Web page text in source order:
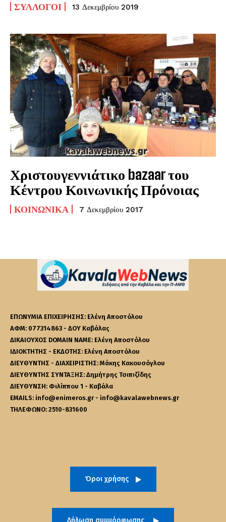
ΣΎΛΛΟΓΟΙ 13 Δεκεμβρίου 2019
Χριστουγεννιάτικο bazaar του
Κέντρου Κοινωνικής Πρόνοιας
ΚΟΙΝΩΝΙΚΆ 7 Δεκεμβρίου 2017
ΕΠΩΝΥΜΙΑ ΕΠΙΧΕΙΡΗΣΗΣ: Ελένη Αποστόλου
ΑΦΜ: 077314863 - ΔΟΥ Καβάλας
ΔΙΚΑΙΟΥΧΟΣ DOMAIN NAME: Ελένη Αποστόλου
ΙΔΙΟΚΤΗΤΗΣ - ΕΚΔΟΤΗΣ: Ελένη Αποστόλου
ΔΙΕΥΘΥΝΤΗΣ - ΔΙΑΧΕΙΡΙΣΤΗΣ: Μάκης Κακουσόγλου
ΔΙΕΥΘΥΝΤΗΣ ΣΥΝΤΑΞΗΣ: Δημήτρης Τσιπιζίδης
ΔΙΕΥΘΥΝΣΗ: Φιλίππου 1 - Καβάλα
EMAILS: info@enimeros.gr - info@kavalawebnews.gr
ΤΗΛΕΦΩΝΟ: 2510-831600
Όροι χρήσης